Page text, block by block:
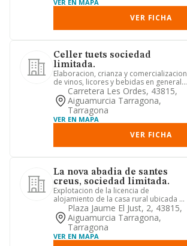
VER EN MAPA
VER FICHA
Celler tuets sociedad
limitada.
Elaboracion, crianza y comercializacion
de vinos, licores y bebidas en general.
comercio de product...
Carretera Les Ordes, 43815,
Aiguamurcia Tarragona,
Tarragona
VER EN MAPA
VER FICHA
La nova abadia de santes
creus, sociedad limitada.
Explotacion de la licencia de
alojamiento de la casa rural ubicada en
aiguamurcia-santes creus
Plaza Jaume El Just, 2, 43815,
Aiguamurcia Tarragona,
Tarragona
VER EN MAPA